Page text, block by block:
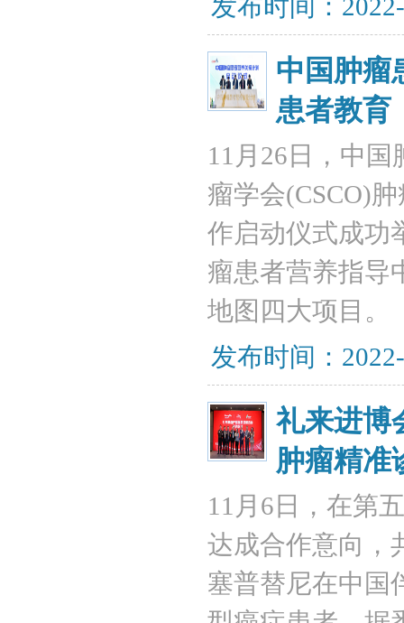
发布时间：
中国肿瘤
患者教育
11月26日，中
瘤学会(CSCO)
作启动仪式成功
瘤患者营养指导
地图四大项目。‍
发布时间：
礼来进博
肿瘤精准
11月6日，在第
达成合作意向，
塞普替尼在中国